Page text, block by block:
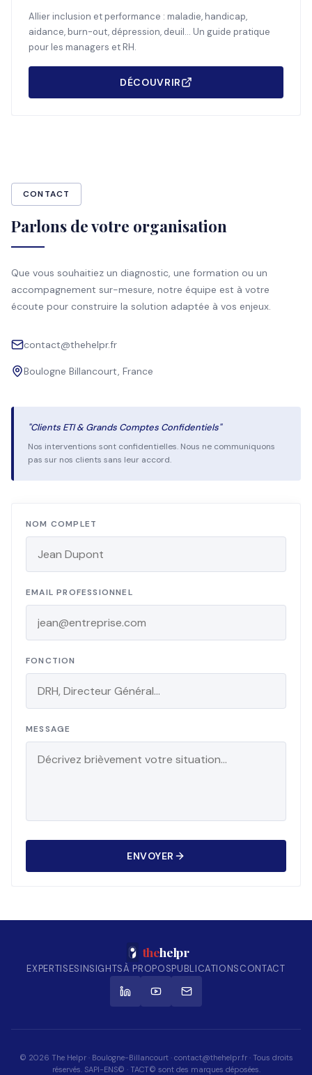
Allier inclusion et performance : maladie, handicap,
aidance, burn-out, dépression, deuil... Un guide pratique
pour les managers et RH.
DÉCOUVRIR
CONTACT
Parlons de votre organisation
Que vous souhaitiez un diagnostic, une formation ou un
accompagnement sur-mesure, notre équipe est à votre
écoute pour construire la solution adaptée à vos enjeux.
contact@thehelpr.fr
Boulogne Billancourt, France
"Clients ETI & Grands Comptes Confidentiels"
Nos interventions sont confidentielles. Nous ne communiquons
pas sur nos clients sans leur accord.
NOM COMPLET
EMAIL PROFESSIONNEL
FONCTION
MESSAGE
ENVOYER
thehelpr
EXPERTISESINSIGHTSÀ PROPOSPUBLICATIONSCONTACT
© 2026 The Helpr · Boulogne-Billancourt · contact@thehelpr.fr · Tous droits
réservés. SAPI-ENS© · TACT© sont des marques déposées.